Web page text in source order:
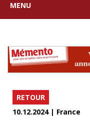
MENU
RETOUR
10.12.2024 | France